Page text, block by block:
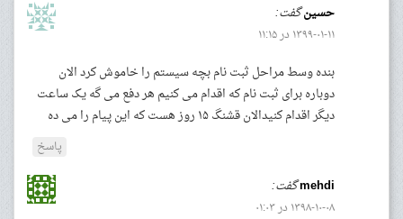
حسینگفت:
۱۳۹۹-۰۱-۱۱ در ۱۱:۱۵
بنده وسط مراحل ثبت نام بچه سیستم را خاموش کرد الان
دوباره برای ثبت نام که اقدام می کنیم هر دفع می گه یک ساعت
دیگر اقدام کنیدالان قشنگ ۱۵ روز هست که این پیام را می ده
پاسخ
mehdiگفت:
۱۳۹۸-۱۰-۰۸ در ۰۱:۰۳